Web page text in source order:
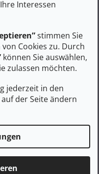
Interessen
stimmen Sie
Cookies zu. Durch
können Sie auswählen,
zulassen möchten.
jederzeit in den
der Seite ändern
74 €
–59 %
EU II LEGGING
Auf Lager
DETAIL
Leggings haben Sie